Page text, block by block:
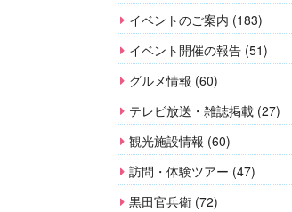
イベントのご案内 (183)
イベント開催の報告 (51)
グルメ情報 (60)
テレビ放送・雑誌掲載 (27)
観光施設情報 (60)
訪問・体験ツアー (47)
黒田官兵衛 (72)